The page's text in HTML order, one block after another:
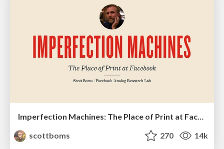
scottboms
270 14k